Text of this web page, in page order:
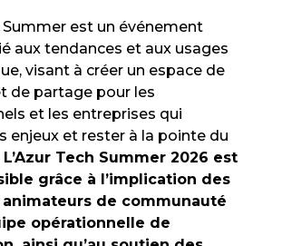
Summer est un événement
aux tendances et aux usages
visant à créer un espace de
de partage pour les
et les entreprises qui
enjeux et rester à la pointe du
Tech Summer 2026 est
grâce à l’implication des
de communauté
opérationnelle de